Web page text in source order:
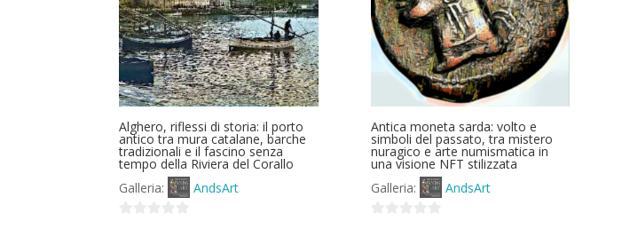
Alghero, riflessi di storia: il porto
antico tra mura catalane, barche
tradizionali e il fascino senza
tempo della Riviera del Corallo
Galleria:
AndsArt
Antica moneta sarda: volto e
simboli del passato, tra mistero
nuragico e arte numismatica in
una visione NFT stilizzata
Galleria:
AndsArt